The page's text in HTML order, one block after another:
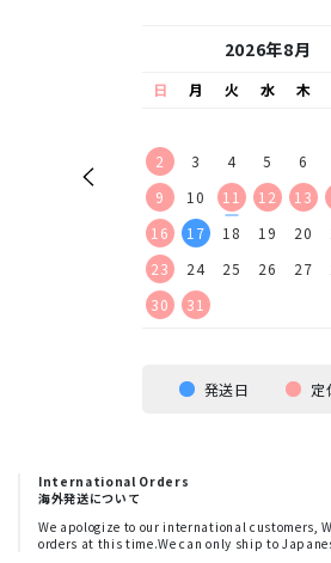
2026年8月
日 月 火 水 木
2
3 4 5 6
9
10 11 12 13
16
17 18 19 20
23
24 25 26 27
30
31
発送日 定
International Orders
海外発送について
We apologize to our international customers,
orders at this time.We can only ship to